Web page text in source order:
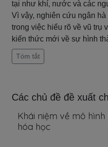
tại như khí, nước và các
Vì vậy, nghiên cứu ngân
trong việc hiểu rõ về vũ trụ
kiến thức mới về sự hình
Tóm tắt
Các chủ đề đề xuất
Khái niệm về mô
hóa học